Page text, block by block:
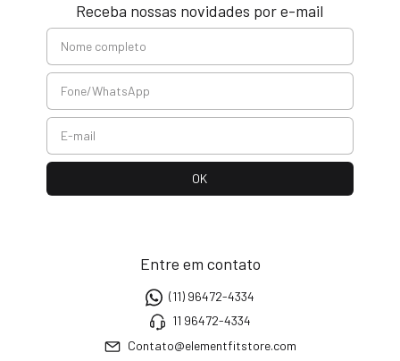
Receba nossas novidades por e-mail
Entre em contato
(11) 96472-4334
11 96472-4334
Contato@elementfitstore.com